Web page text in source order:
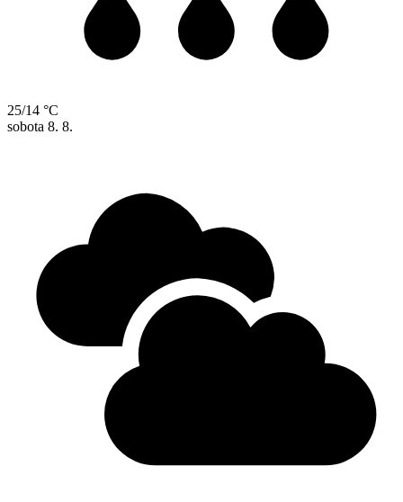
25/14 °C
sobota 8. 8.